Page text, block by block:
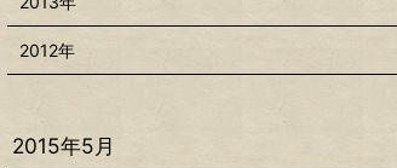
2015年5月
2012年